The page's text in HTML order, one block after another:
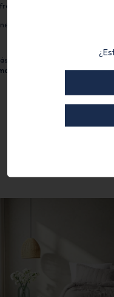
una suavidad extra,
desean darle un toque
de la comodidad de la